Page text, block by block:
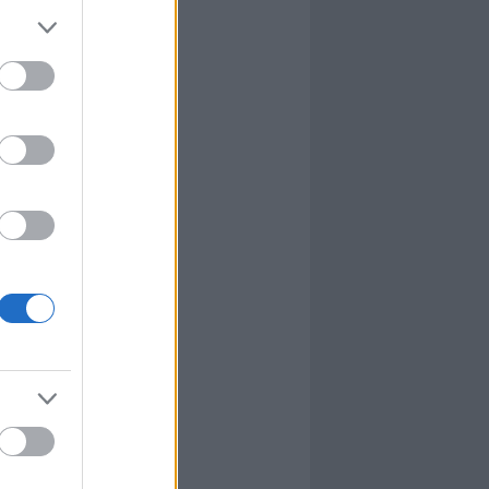
kis falunk
Mix
közt
TV
Takács Gábor
sorozat